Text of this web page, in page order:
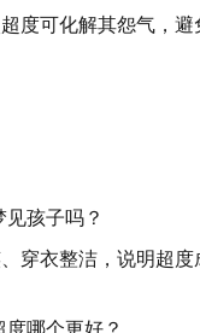
度可化解其怨气，避
孩子吗？
穿衣整洁，说明超度